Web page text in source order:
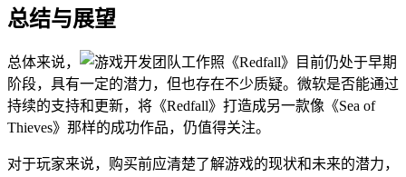
总结与展望
总体来说，
《Redfall》目前仍处于早期
阶段，具有一定的潜力，但也存在不少质疑。微软是否能通过
持续的支持和更新，将《Redfall》打造成另一款像《Sea of
Thieves》那样的成功作品，仍值得关注。
对于玩家来说，购买前应清楚了解游戏的现状和未来的潜力，